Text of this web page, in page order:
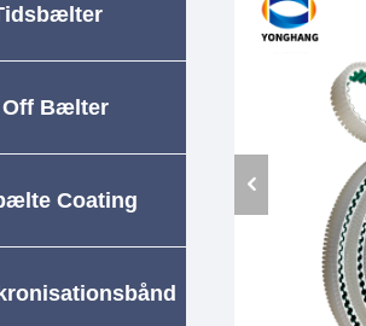
Off Bælter
Coating